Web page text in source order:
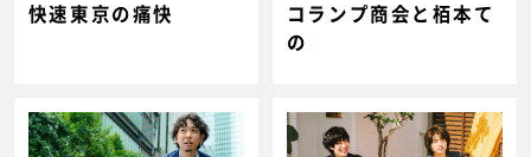
快速東京の痛快
コランプ商会と栢本て
の